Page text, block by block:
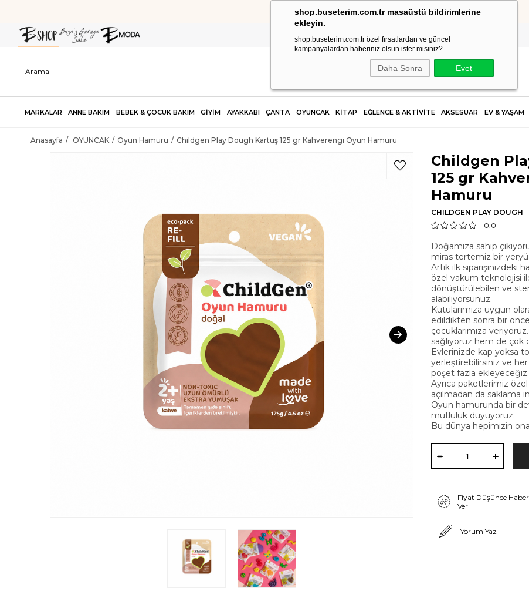
shop.buseterim.com.tr masaüstü bildirimlerine
ekleyin.
shop.buseterim.com.tr özel fırsatlardan ve güncel
kampanyalardan haberiniz olsun ister misiniz?
Daha Sonra Evet
HIZLI KARGO
MARKALAR ANNE BAKIM BEBEK & ÇOCUK BAKIM GİYİM AYAKKABI ÇANTA OYUNCAK KİTAP EĞLENCE & AKTİVİTE AKSESUAR EV & YAŞAM
Anasayfa OYUNCAK Oyun Hamuru Childgen Play Dough Kartuş 125 gr Kahverengi Oyun Hamuru
Childgen
125 gr
Hamuru
CHILDGEN PLAY DOUGH
0.0
Doğamıza sahip
miras tertemiz bir
Artık ilk siparişinizdeki
özel vakum teknolojisi
dönüştürülebilen ve
alabiliyorsunuz.
Kutularımıza uygun
edildikten sonra bir
çocuklarımıza
sağlıyoruz hem de çok
Evlerinizde kap yoksa
yerleştirebilirsiniz ve her
poşet fazla ekleyeceğiz.
Ayrıca paketlerimiz
açılmadan da saklama
Oyun hamurunda bir
mutluluk duyuyoruz.
Bu dünya hepimizin
Fiyat Düşünce Haber
Ver
Yorum Yaz